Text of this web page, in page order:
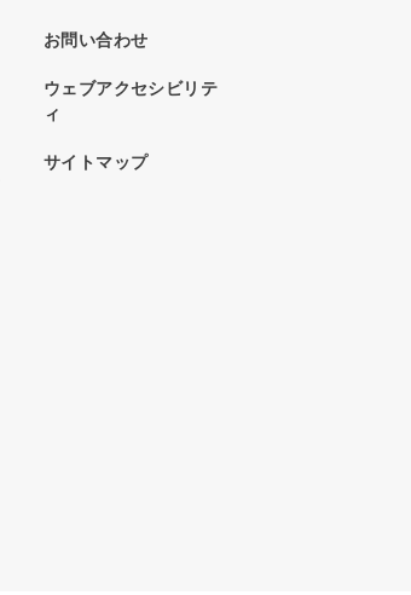
お問い合わせ
ウェブアクセシビリテ
ィ
サイトマップ